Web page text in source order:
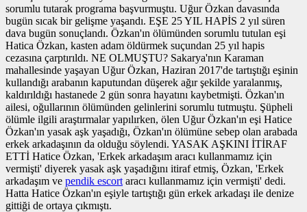
sorumlu tutarak programa başvurmuştu. Uğur Özkan davasında
bugün sıcak bir gelişme yaşandı. EŞE 25 YIL HAPİS 2 yıl süren
dava bugün sonuçlandı. Özkan'ın ölümünden sorumlu tutulan eşi
Hatica Özkan, kasten adam öldürmek suçundan 25 yıl hapis
cezasına çarptırıldı. NE OLMUŞTU? Sakarya'nın Karaman
mahallesinde yaşayan Uğur Özkan, Haziran 2017'de tartıştığı eşinin
kullandığı arabanın kaputundan düşerek ağır şekilde yaralanmış,
kaldırıldığı hastanede 2 gün sonra hayatını kaybetmişti. Özkan'ın
ailesi, oğullarının ölümünden gelinlerini sorumlu tutmuştu. Şüpheli
ölümle ilgili araştırmalar yapılırken, ölen Uğur Özkan'ın eşi Hatice
Özkan'ın yasak aşk yaşadığı, Özkan'ın ölümüne sebep olan arabada
erkek arkadaşının da olduğu söylendi. YASAK AŞKINI İTİRAF
ETTİ Hatice Özkan, 'Erkek arkadaşım aracı kullanmamız için
vermişti' diyerek yasak aşk yaşadığını itiraf etmiş, Özkan, 'Erkek
arkadaşım ve pendik escort aracı kullanmamız için vermişti' dedi.
Hatta Hatice Özkan'ın eşiyle tartıştığı gün erkek arkadaşı ile denize
gittiği de ortaya çıkmıştı.